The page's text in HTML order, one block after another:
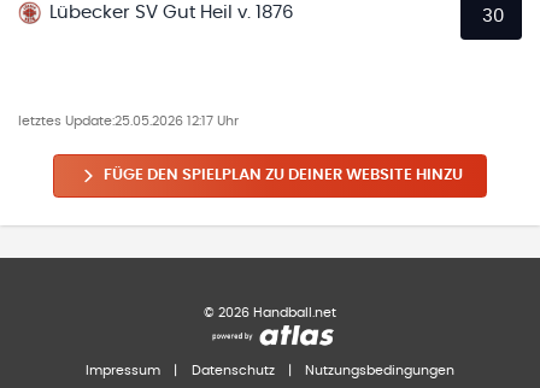
Lübecker SV Gut Heil v. 1876
30
letztes Update:25.05.2026 12:17 Uhr
FÜGE DEN SPIELPLAN ZU DEINER WEBSITE HINZU
© 2026 Handball.net
Impressum Datenschutz Nutzungsbedingungen